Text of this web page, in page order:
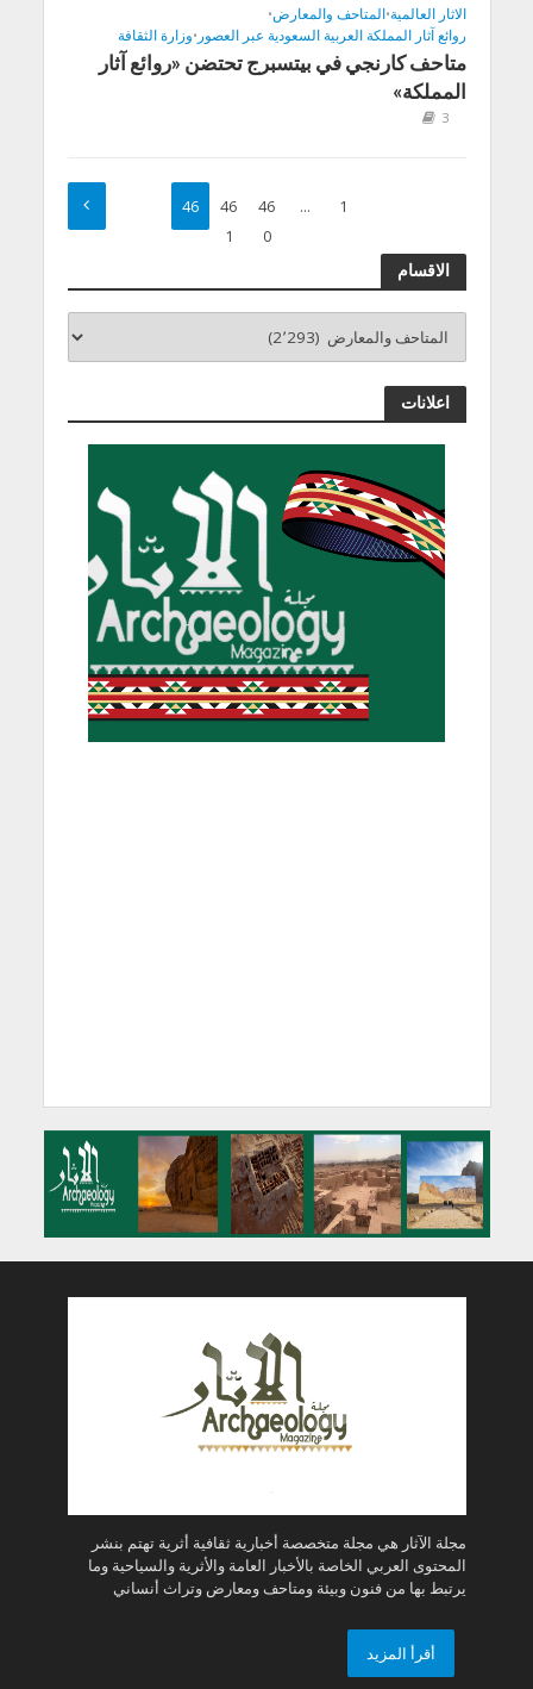
الاثار العالمية•المتاحف والمعارض•
روائع آثار المملكة العربية السعودية عبر العصور •وزارة الثقافة
متاحف كارنجي في بيتسبرج تحتضن «روائع آثار
المملكة»
3
1
…
46
0
46
1
46
2
الاقسام
اعلانات
مجلة الآثار هي مجلة متخصصة أخبارية ثقافية أثرية تهتم بنشر
المحتوى العربي الخاصة بالأخبار العامة والأثرية والسياحية وما
يرتبط بها من فنون وبيئة ومتاحف ومعارض وتراث أنساني
أقرأ المزيد